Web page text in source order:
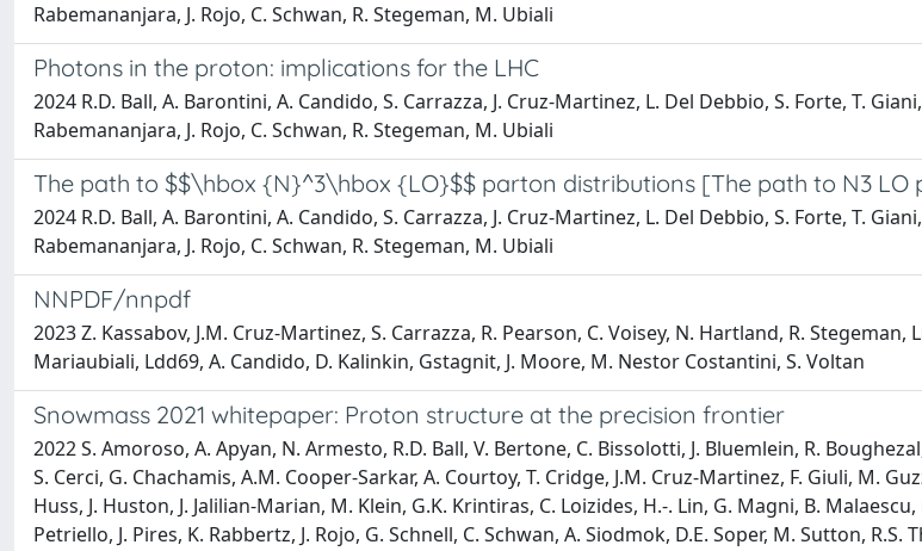
Rabemananjara, J. Rojo, C. Schwan, R. Stegeman, M. Ubiali
Photons in the proton: implications for the LHC
2024 R.D. Ball, A. Barontini, A. Candido, S. Carrazza, J. Cruz-Martinez, L. Del Debbio, S. Forte, T.
Rabemananjara, J. Rojo, C. Schwan, R. Stegeman, M. Ubiali
The path to $$\hbox {N}^3\hbox {LO}$$ parton distributions [The path to N3 LO
2024 R.D. Ball, A. Barontini, A. Candido, S. Carrazza, J. Cruz-Martinez, L. Del Debbio, S. Forte, T.
Rabemananjara, J. Rojo, C. Schwan, R. Stegeman, M. Ubiali
NNPDF/nnpdf
2023 Z. Kassabov, J.M. Cruz-Martinez, S. Carrazza, R. Pearson, C. Voisey, N. Hartland, R.
Mariaubiali, Ldd69, A. Candido, D. Kalinkin, Gstagnit, J. Moore, M. Nestor Costantini, S. Voltan
Snowmass 2021 whitepaper: Proton structure at the precision frontier
2022 S. Amoroso, A. Apyan, N. Armesto, R.D. Ball, V. Bertone, C. Bissolotti, J. Bluemlein, R.
S. Cerci, G. Chachamis, A.M. Cooper-Sarkar, A. Courtoy, T. Cridge, J.M. Cruz-Martinez, F. Giuli, M.
Huss, J. Huston, J. Jalilian-Marian, M. Klein, G.K. Krintiras, C. Loizides, H.-. Lin, G. Magni, B.
Petriello, J. Pires, K. Rabbertz, J. Rojo, G. Schnell, C. Schwan, A. Siodmok, D.E. Soper, M. Sutton, R.S.